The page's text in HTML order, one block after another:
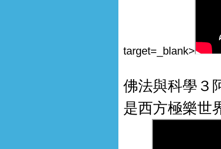
target=_blank>
佛法與科學３
是西方極樂世